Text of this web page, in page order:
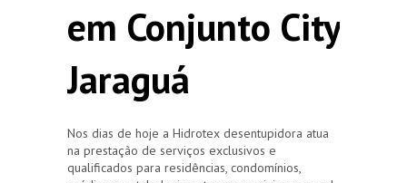
em Conjunto City
Jaraguá
Nos dias de hoje a Hidrotex desentupidora atua
na prestação de serviços exclusivos e
qualificados para residências, condomínios,